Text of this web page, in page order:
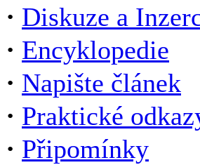
· Diskuze a
· Encyklopedie
· Napište článek
· Praktické
· Připomínky